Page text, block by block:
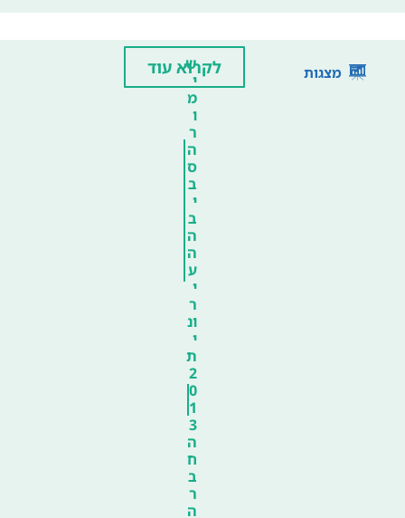
מצגות
ש
י
מ
ו
ר
ה
ס
ב
י
ב
ה
ה
ע
י
ר
ונ
י
ת
2
0
1
3
ה
ח
ב
ר
ה
לקרוא עוד